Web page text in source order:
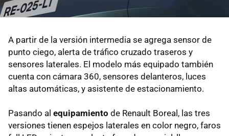
A partir de la versión intermedia se agrega sensor de
punto ciego, alerta de tráfico cruzado traseros y
sensores laterales. El modelo más equipado también
cuenta con cámara 360, sensores delanteros, luces
altas automáticas, y asistente de estacionamiento.
Pasando al equipamiento de Renault Boreal, las tres
versiones tienen espejos laterales en color negro, faros